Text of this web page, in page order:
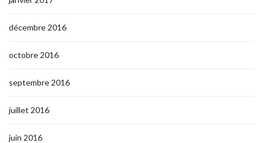
décembre 2016
octobre 2016
septembre 2016
juillet 2016
juin 2016